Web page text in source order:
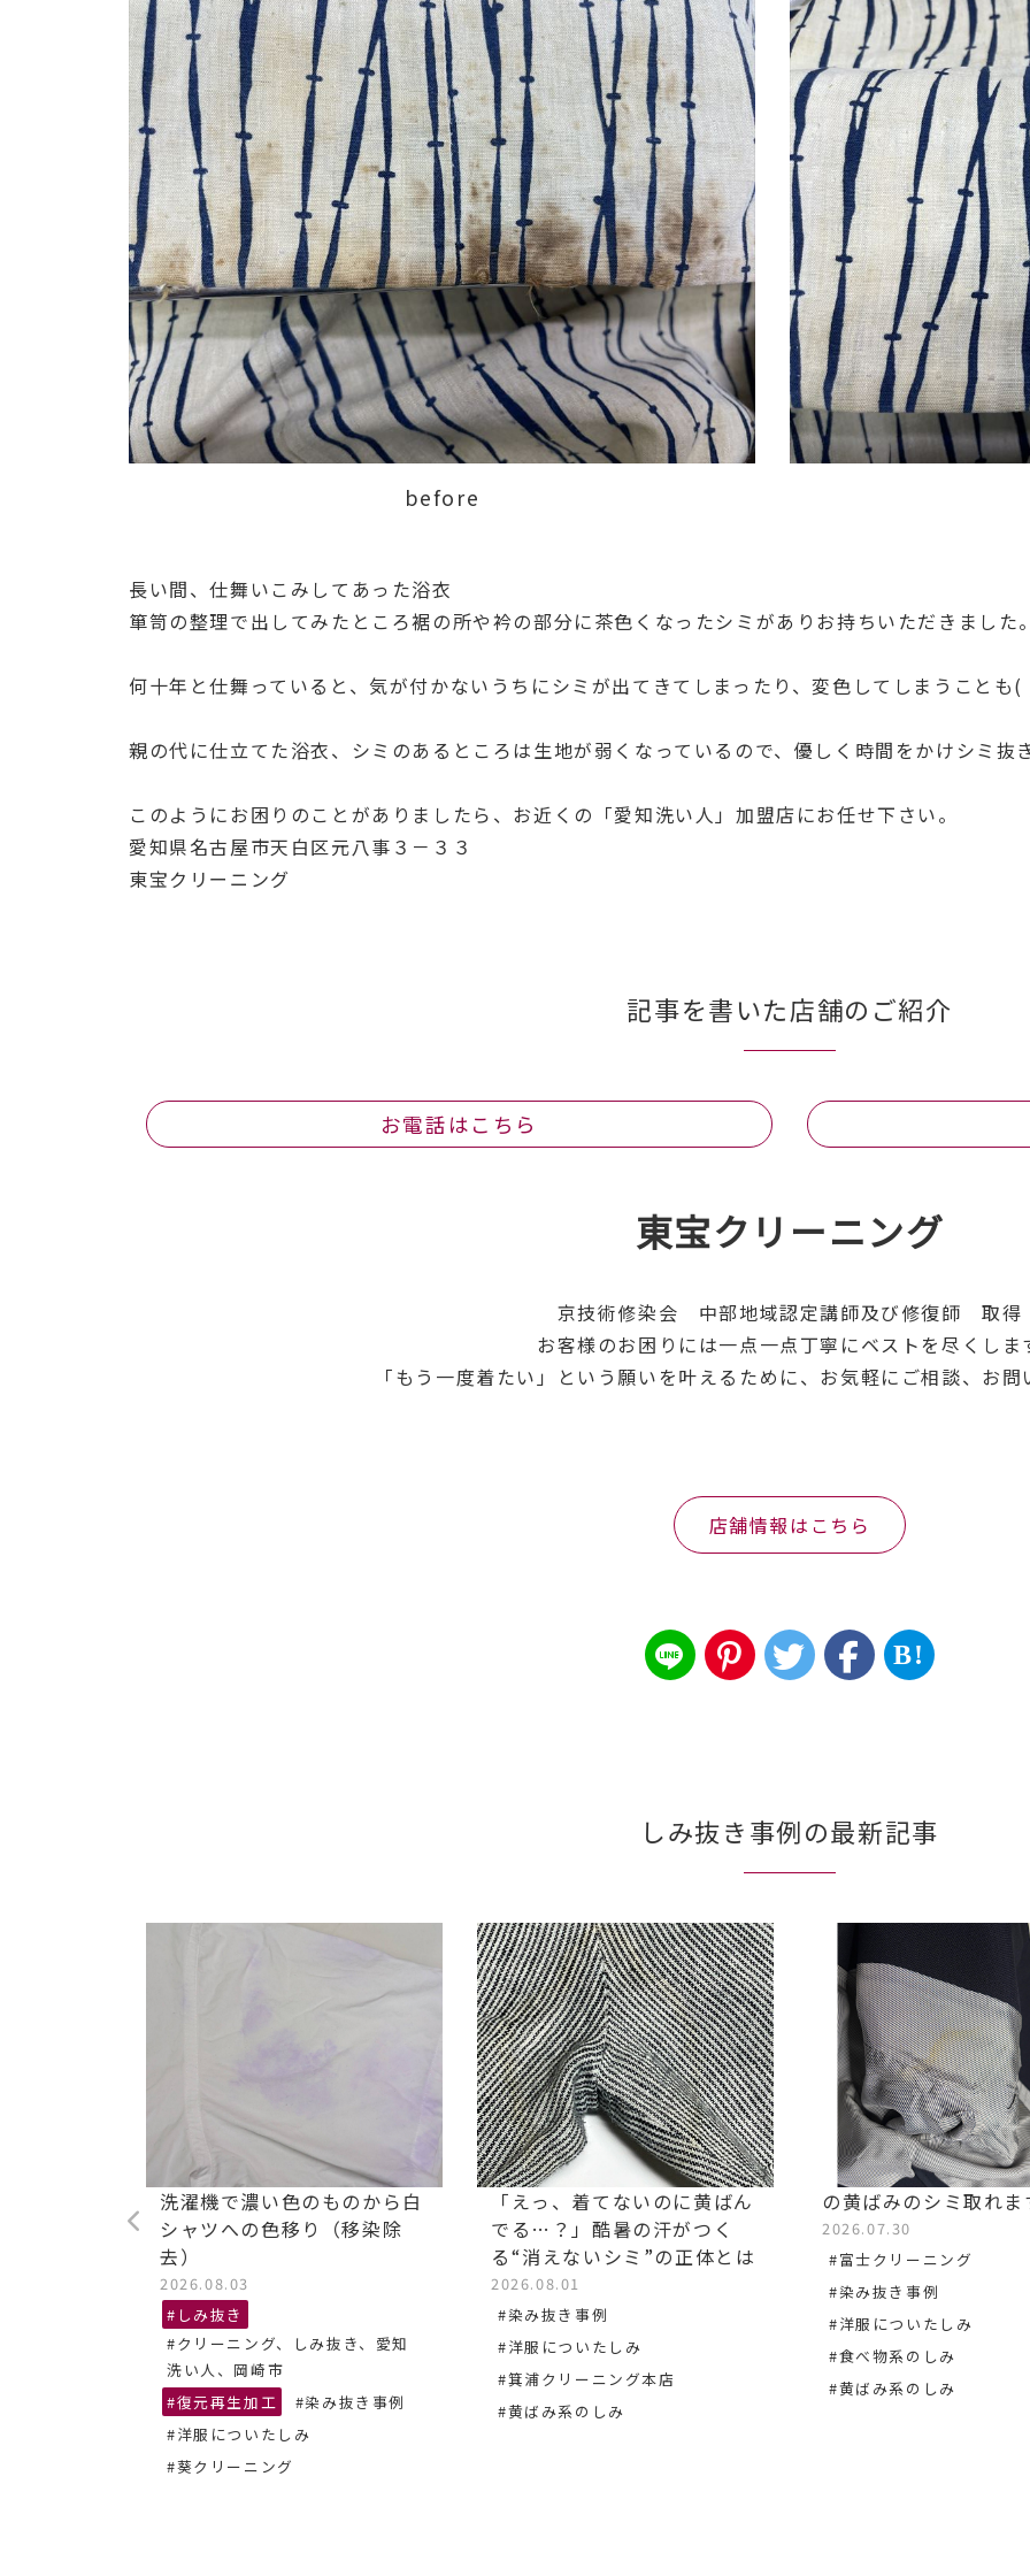
before
長い間、仕舞いこみしてあった浴衣
箪笥の整理で出してみたところ裾の所や衿の部分に茶色くなったシミがありお持ちいただきました。
何十年と仕舞っていると、気が付かないうちにシミが出てきてしまったり、変色してしまうこと
親の代に仕立てた浴衣、シミのあるところは生地が弱くなっているので、優しく時間をかけシミ抜
このようにお困りのことがありましたら、お近くの「愛知洗い人」加盟店にお任せ下さい。
愛知県名古屋市天白区元八事３－３３
東宝クリーニング
記事を書いた店舗のご紹介
お電話はこちら
東宝クリーニング
京技術修染会 中部地域認定講師及び修復師 取得
お客様のお困りには一点一点丁寧にベストを尽くしま
「もう一度着たい」という願いを叶えるために、お気軽にご相談、お問
店舗情報はこちら
B!
しみ抜き事例の最新記事
洗濯機で濃い色のものから白
シャツへの色移り（移染除
去）
2026.08.03
#しみ抜き
#クリーニング、しみ抜き、愛知
洗い人、岡崎市
#復元再生加工
#染み抜き事例
#洋服についたしみ
#葵クリーニング
「えっ、着てないのに黄ばん
でる…？」酷暑の汗がつく
る“消えないシミ”の正体とは
2026.08.01
#染み抜き事例
#洋服についたしみ
#箕浦クリーニング本店
#黄ばみ系のしみ
の黄ばみのシミ取れま
2026.07.30
#富士クリーニング
#染み抜き事例
#洋服についたしみ
#食べ物系のしみ
#黄ばみ系のしみ